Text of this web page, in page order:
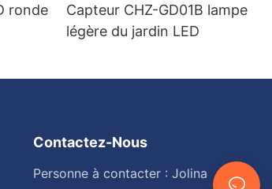
ronde
Capteur CHZ-GD01B lampe
légère du jardin LED
Contactez-Nous
Personne à contacter : Jolina